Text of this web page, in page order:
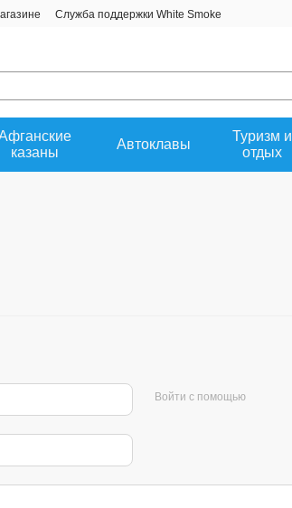
Служба поддержки White Smoke
казаны
Автоклавы
Туризм и
отдых
Войти с помощью